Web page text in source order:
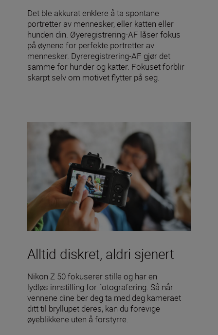
Det ble akkurat enklere å ta spontane
portretter av mennesker, eller katten eller
hunden din. Øyeregistrering-AF låser fokus
på øynene for perfekte portretter av
mennesker. Dyreregistrering-AF gjør det
samme for hunder og katter. Fokuset forblir
skarpt selv om motivet flytter på seg.
Alltid diskret, aldri sjenert
Nikon Z 50 fokuserer stille og har en
lydløs innstilling for fotografering. Så når
vennene dine ber deg ta med deg kameraet
ditt til bryllupet deres, kan du forevige
øyeblikkene uten å forstyrre.